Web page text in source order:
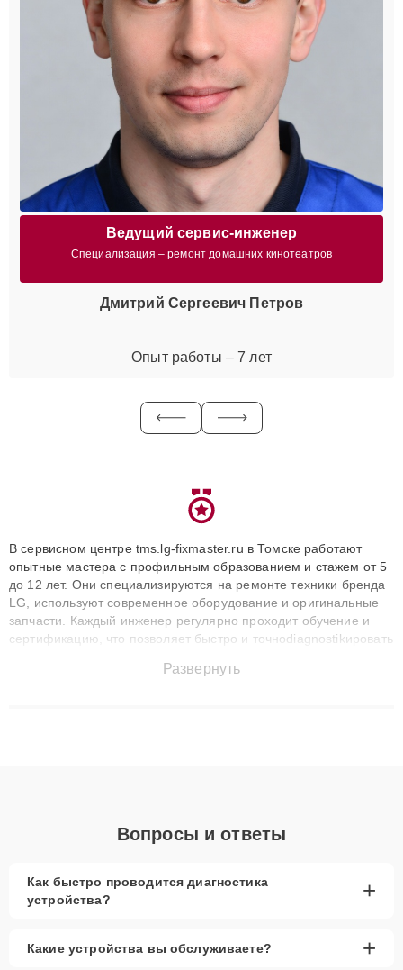
Ведущий сервис-инженер
Специализация – ремонт домашних кинотеатров
Дмитрий Сергеевич Петров
Опыт работы – 7 лет
В сервисном центре tms.lg-fixmaster.ru в Томске работают
опытные мастера с профильным образованием и стажем от 5
до 12 лет. Они специализируются на ремонте техники бренда
LG, используют современное оборудование и оригинальные
запчасти. Каждый инженер регулярно проходит обучение и
сертификацию, что позволяет быстро и точноdiagnostikировать
до 3 лет. Наши мастера решают сложные случаи: от замены
Развернуть
Вопросы и ответы
Как быстро проводится диагностика
устройства?
+
Какие устройства вы обслуживаете? +